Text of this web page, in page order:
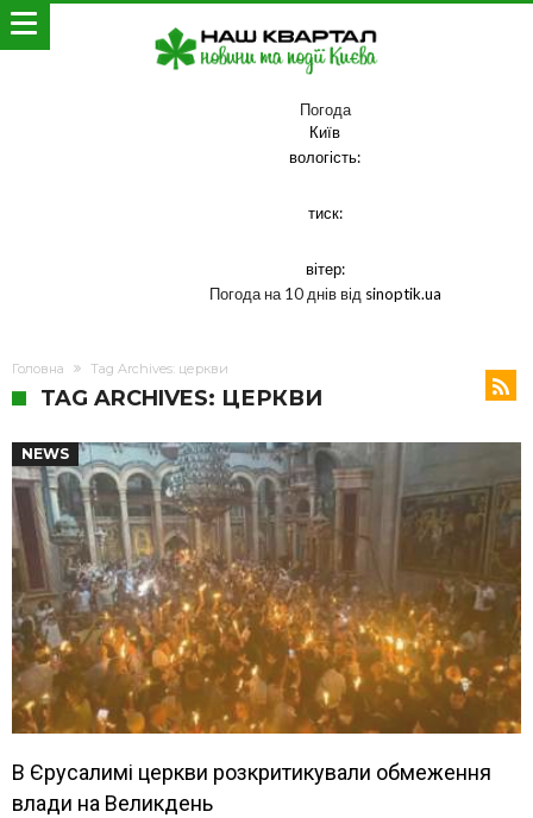
Погода
Київ
вологість:
тиск:
вітер:
Погода на 10 днів від sinoptik.ua
Головна Tag Archives: церкви
TAG ARCHIVES: ЦЕРКВИ
NEWS
В Єрусалимі церкви розкритикували обмеження
влади на Великдень